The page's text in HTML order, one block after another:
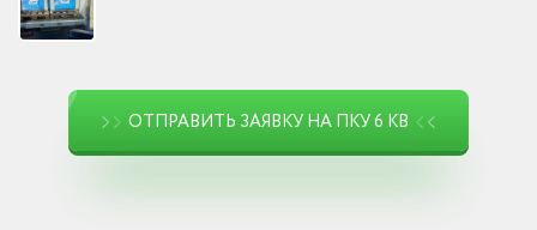
ОТПРАВИТЬ ЗАЯВКУ НА ПКУ 6 КВ